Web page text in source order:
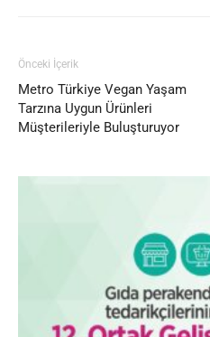
Önceki İçerik
Metro Türkiye Vegan Yaşam
Tarzına Uygun Ürünleri
Müşterileriyle Buluşturuyor